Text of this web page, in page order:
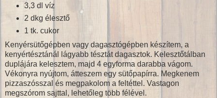
3,3 dl víz
2 dkg élesztő
1 tk. cukor
Kenyérsütőgépben vagy dagasztógépben készítem, a
kenyértésztánál lágyabb tésztát dagasztok. Kelesztőtálban
duplájára kelesztem, majd 4 egyforma darabba vágom.
Vékonyra nyújtom, átteszem egy sütőpapírra. Megkenem
pizzaszósszal és megpakolom a feltéttel. Vastagon
megszórom sajttal, lehetőleg több félével.